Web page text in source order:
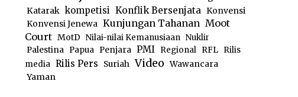
Katarak kompetisi Konflik Bersenjata Konvensi
Konvensi Jenewa Kunjungan Tahanan Moot
Court MotD Nilai-nilai Kemanusiaan Nuklir
Palestina
Papua Penjara PMI Regional RFL
Rilis
media Rilis Pers Suriah Video Wawancara
Yaman